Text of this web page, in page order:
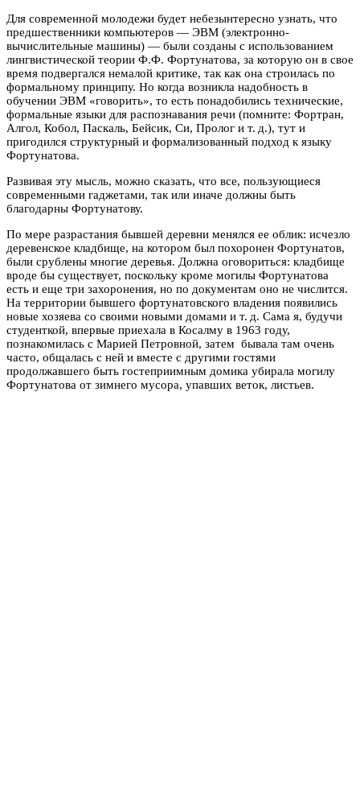
Для современной молодежи будет небезынтересно узнать, что
предшественники компьютеров — ЭВМ (электронно-
вычислительные машины) — были созданы с использованием
лингвистической теории Ф.Ф. Фортунатова, за которую он в свое
время подвергался немалой критике, так как она строилась по
формальному принципу. Но когда возникла надобность в
обучении ЭВМ «говорить», то есть понадобились технические,
формальные языки для распознавания речи (помните: Фортран,
Алгол, Кобол, Паскаль, Бейсик, Си, Пролог и т. д.), тут и
пригодился структурный и формализованный подход к языку
Фортунатова.
Развивая эту мысль, можно сказать, что все, пользующиеся
современными гаджетами, так или иначе должны быть
благодарны Фортунатову.
По мере разрастания бывшей деревни менялся ее облик: исчезло
деревенское кладбище, на котором был похоронен Фортунатов,
были срублены многие деревья. Должна оговориться: кладбище
вроде бы существует, поскольку кроме могилы Фортунатова
есть и еще три захоронения, но по документам оно не числится.
На территории бывшего фортунатовского владения появились
новые хозяева со своими новыми домами и т. д. Сама я, будучи
студенткой, впервые приехала в Косалму в 1963 году,
познакомилась с Марией Петровной, затем бывала там очень
часто, общалась с ней и вместе с другими гостями
продолжавшего быть гостеприимным домика убирала могилу
Фортунатова от зимнего мусора, упавших веток, листьев.